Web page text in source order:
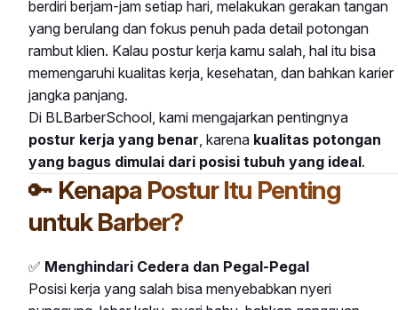
berdiri berjam-jam setiap hari, melakukan gerakan tangan
yang berulang dan fokus penuh pada detail potongan
rambut klien. Kalau postur kerja kamu salah, hal itu bisa
memengaruhi kualitas kerja, kesehatan, dan bahkan karier
jangka panjang.
Di BLBarberSchool, kami mengajarkan pentingnya
postur kerja yang benar, karena kualitas potongan
yang bagus dimulai dari posisi tubuh yang ideal.
🔑 Kenapa Postur Itu Penting
untuk Barber?
✅ Menghindari Cedera dan Pegal-Pegal
Posisi kerja yang salah bisa menyebabkan nyeri